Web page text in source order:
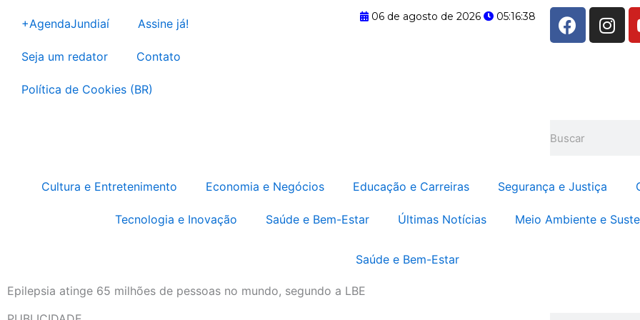
para
conteúdo
+AgendaJundiaí Assine já!
Seja um redator Contato
Política de Cookies (BR)
06 de agosto de 2026 05:16:39
F
a
k
I
n
Cultura e Entretenimento Economia e Negócios Educação e Carreiras Segurança e Justiça
Tecnologia e Inovação Saúde e Bem-Estar Últimas Notícias Meio Ambiente e
Saúde e Bem-Estar
Epilepsia atinge 65 milhões de pessoas no mundo, segundo a LBE